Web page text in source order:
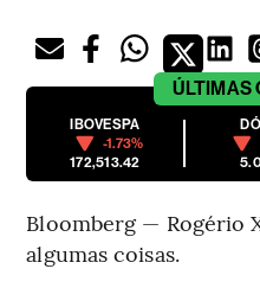
ÚLTIMAS
IBOVESPA
-1.73%
172,513.42
Bloomberg — Rogério
algumas coisas.